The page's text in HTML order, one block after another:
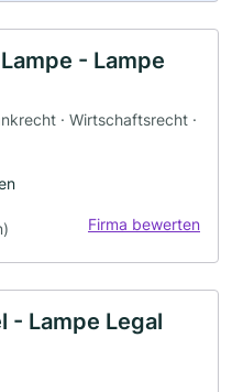
- Lampe
· Wirtschaftsrecht ·
Firma bewerten
- Lampe Legal